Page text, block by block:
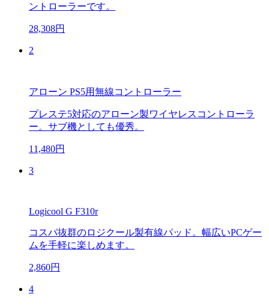
ントローラーです。
28,308円
2
アローン PS5用無線コントローラー
プレステ5対応のアローン製ワイヤレスコントローラ
ー。サブ機としても優秀。
11,480円
3
Logicool G F310r
コスパ抜群のロジクール製有線パッド。幅広いPCゲー
ムを手軽に楽しめます。
2,860円
4